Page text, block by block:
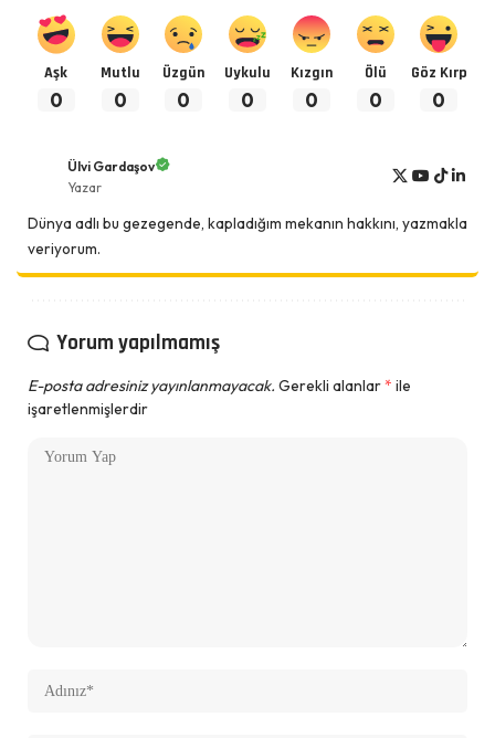
Aşk
0
Mutlu
0
Üzgün
0
Uykulu
0
Kızgın
0
Ölü
0
Göz Kırp
0
Ülvi Gardaşov
Yazar
Dünya adlı bu gezegende, kapladığım mekanın hakkını, yazmakla
veriyorum.
Yorum yapılmamış
E-posta adresiniz yayınlanmayacak. Gerekli alanlar* ile
işaretlenmişlerdir